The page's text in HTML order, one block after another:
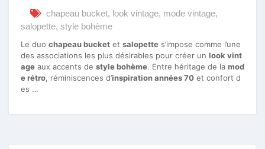
chapeau bucket, look vintage, mode vintage,
salopette, style bohème
Le duo chapeau bucket et salopette s’impose comme l’une
des associations les plus désirables pour créer un look vint
age aux accents de style bohème. Entre héritage de la mod
e rétro, réminiscences d’inspiration années 70 et confort d
es …